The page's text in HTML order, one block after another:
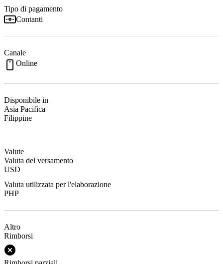
Tipo di pagamento
Contanti
Canale
Online
Disponibile in
Asia Pacifica
Filippine
Valute
Valuta del versamento
USD
Valuta utilizzata per l'elaborazione
PHP
Altro
Rimborsi